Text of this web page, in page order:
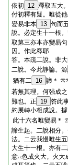
依初
12 釋取五大
付初釋有疑。唯從
變易非本 13 句而
說。必定生十一根
取第三亦本亦變易
因。作此釋耶
答。本疏二說。非
二說。今此諍論。源
猶有二 16 諦＊ 云
若無其理。何强成
難也。正
19 答此
約展轉小相成說。
此十六名唯變易＊
諦生起。二說相分
法。二云我慢唯生
大生十一根。亦有
意ハ色成火大。火大